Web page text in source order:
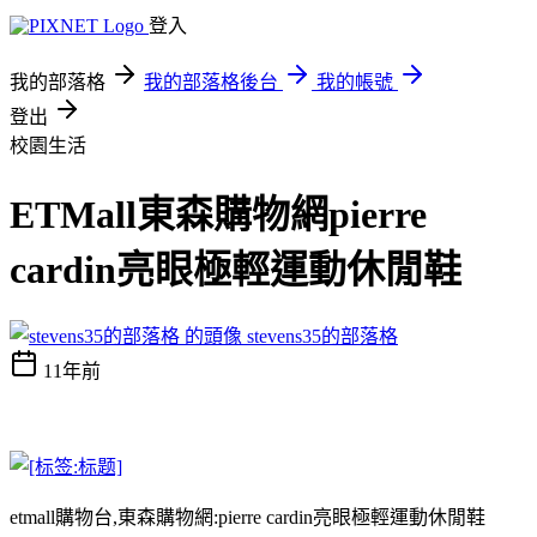
登入
我的部落格 我的部落格後台
我的帳號
登出
校園生活
ETMall東森購物網pierre
cardin亮眼極輕運動休閒鞋
stevens35的部落格
11年前
etmall購物台,東森購物網:pierre cardin亮眼極輕運動休閒鞋